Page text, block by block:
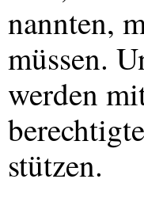
nannten,
müssen.
werden
stützen.